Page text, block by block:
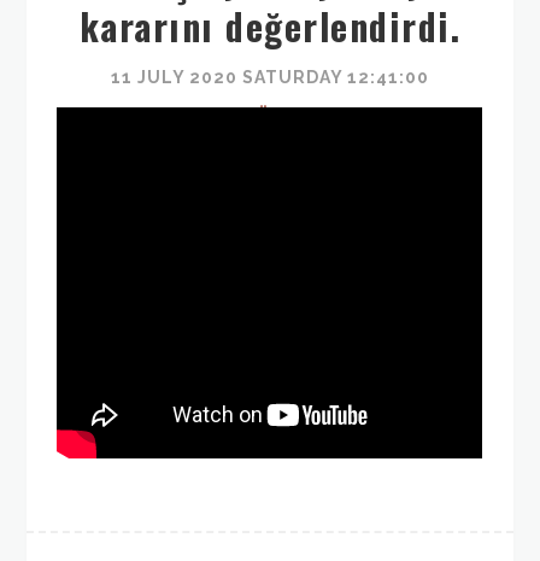
kararını değerlendirdi.
11 JULY 2020 SATURDAY 12:41:00